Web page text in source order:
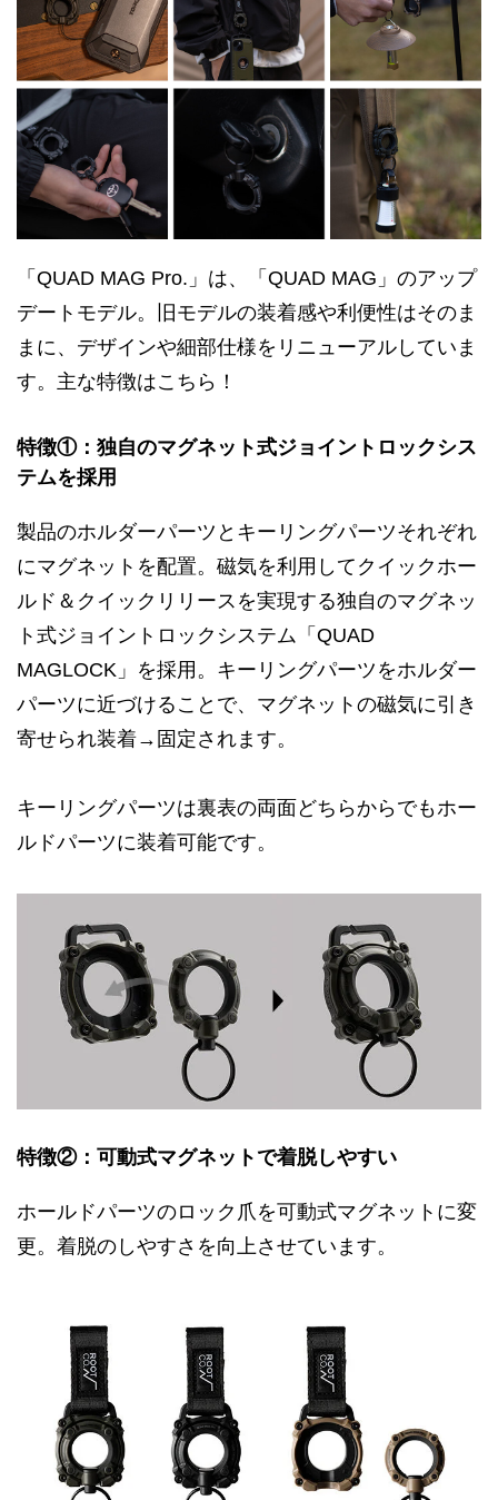
「QUAD MAG Pro.」は、「QUAD MAG」のアップ
デートモデル。旧モデルの装着感や利便性はそのま
まに、デザインや細部仕様をリニューアルしていま
す。主な特徴はこちら！
特徴①：独自のマグネット式ジョイントロックシス
テムを採用
製品のホルダーパーツとキーリングパーツそれぞれ
にマグネットを配置。磁気を利用してクイックホー
ルド＆クイックリリースを実現する独自のマグネッ
ト式ジョイントロックシステム「QUAD
MAGLOCK」を採用。キーリングパーツをホルダー
パーツに近づけることで、マグネットの磁気に引き
寄せられ装着→固定されます。
キーリングパーツは裏表の両面どちらからでもホー
ルドパーツに装着可能です。
特徴②：可動式マグネットで着脱しやすい
ホールドパーツのロック爪を可動式マグネットに変
更。着脱のしやすさを向上させています。